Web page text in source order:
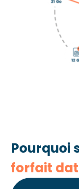
Pourquoi
forfait